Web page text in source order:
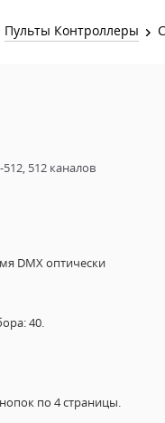
модули
Пульты Контроллеры
512 каналов
DMX оптически
40.
по 4 страницы.